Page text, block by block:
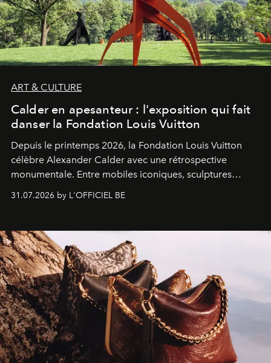
ART & CULTURE
Calder en apesanteur : l'exposition qui fait
danser la Fondation Louis Vuitton
Depuis le printemps 2026, la Fondation Louis Vuitton
célèbre Alexander Calder avec une rétrospective
monumentale. Entre mobiles iconiques, sculptures
monumentales et poésie du mouvement, l'artiste
américain investit les espaces imaginés par Frank Gehry
sculpture.
31.07.2026 by L'OFFICIEL BE